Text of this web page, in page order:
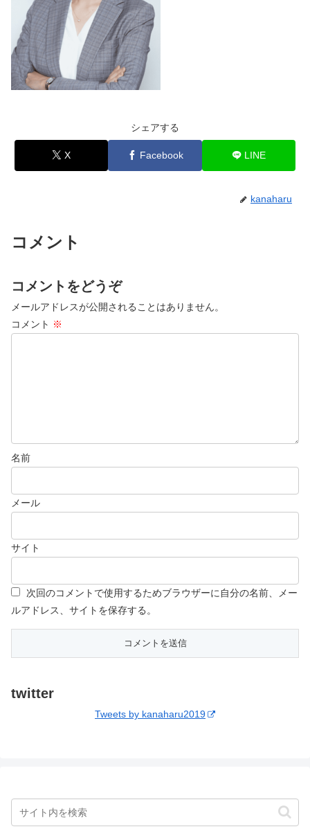
シェアする
X Facebook LINE
kanaharu
コメント
コメントをどうぞ
メールアドレスが公開されることはありません。
コメント ※
名前
メール
サイト
次回のコメントで使用するためブラウザーに自分の名前、メー
ルアドレス、サイトを保存する。
twitter
Tweets by kanaharu2019